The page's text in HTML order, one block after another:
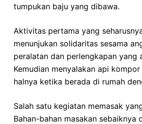
tumpukan baju yang dibawa.
Aktivitas pertama yang
menunjukan solidaritas sesama
peralatan dan perlengkapan yang
Kemudian menyalakan api
halnya ketika berada di rumah
Salah satu kegiatan memasak
Bahan-bahan masakan